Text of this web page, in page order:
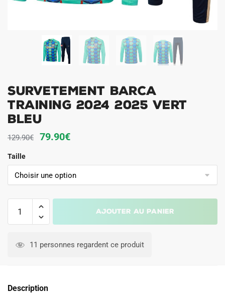
Survetement Barca
Training 2024 2025 Vert
Bleu
129.90€
Le
initial
était :
79.90€Le
actuel
est :
Taille
Barca
Vert
Ajouter au panier
11 personnes regardent ce produit
Description